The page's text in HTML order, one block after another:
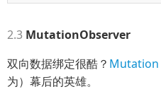
MutationObserver
双向数据绑定很酷？
为）幕后的英雄。